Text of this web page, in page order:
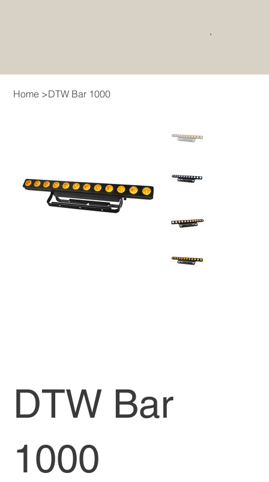
Home >DTW Bar 1000
DTW Bar
1000